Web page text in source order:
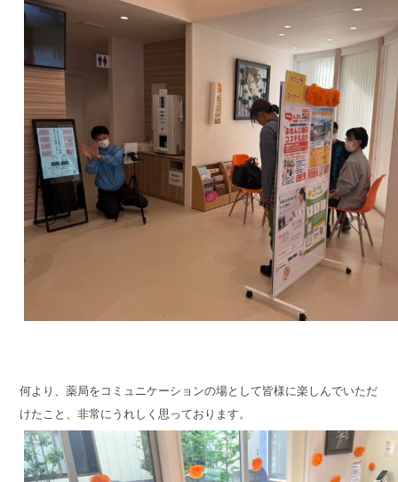
何より、薬局をコミュニケーションの場として皆様に楽しんでいただ
けたこと、非常にうれしく思っております。